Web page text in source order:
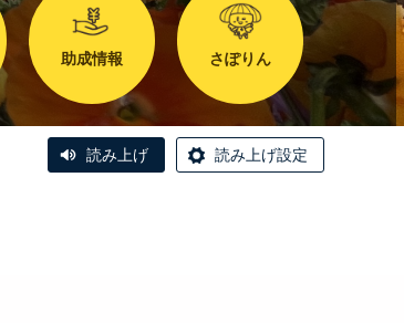
助成情報 さぽりん
読み上げ 読み上げ設定